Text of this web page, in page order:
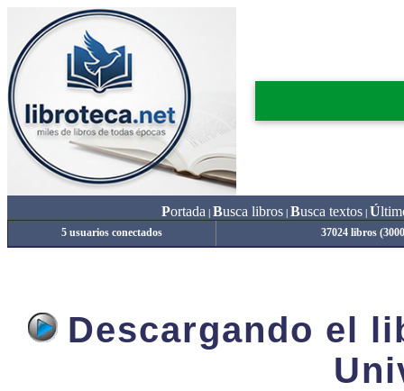
Portada Busca libros| Busca textos| Ú
5 usuarios conectados 37024 libros
Descargando el